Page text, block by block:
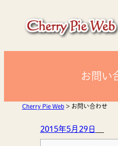
お問い
Cherry Pie Web> お問い合わせ
2015年5月29日—